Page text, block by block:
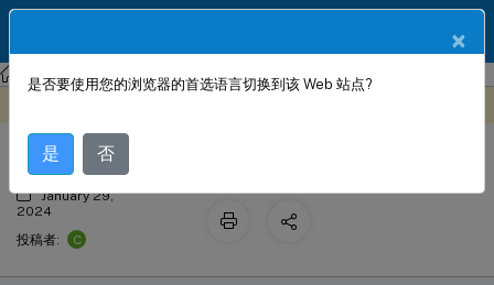
NetScaler Console 服务 StyleBook 配置
Prometheus 分析样书
January 29,
2024
投稿者:
C
×
是否要使用您的浏览器的首选语言切换到该 Web 站点?
是 否